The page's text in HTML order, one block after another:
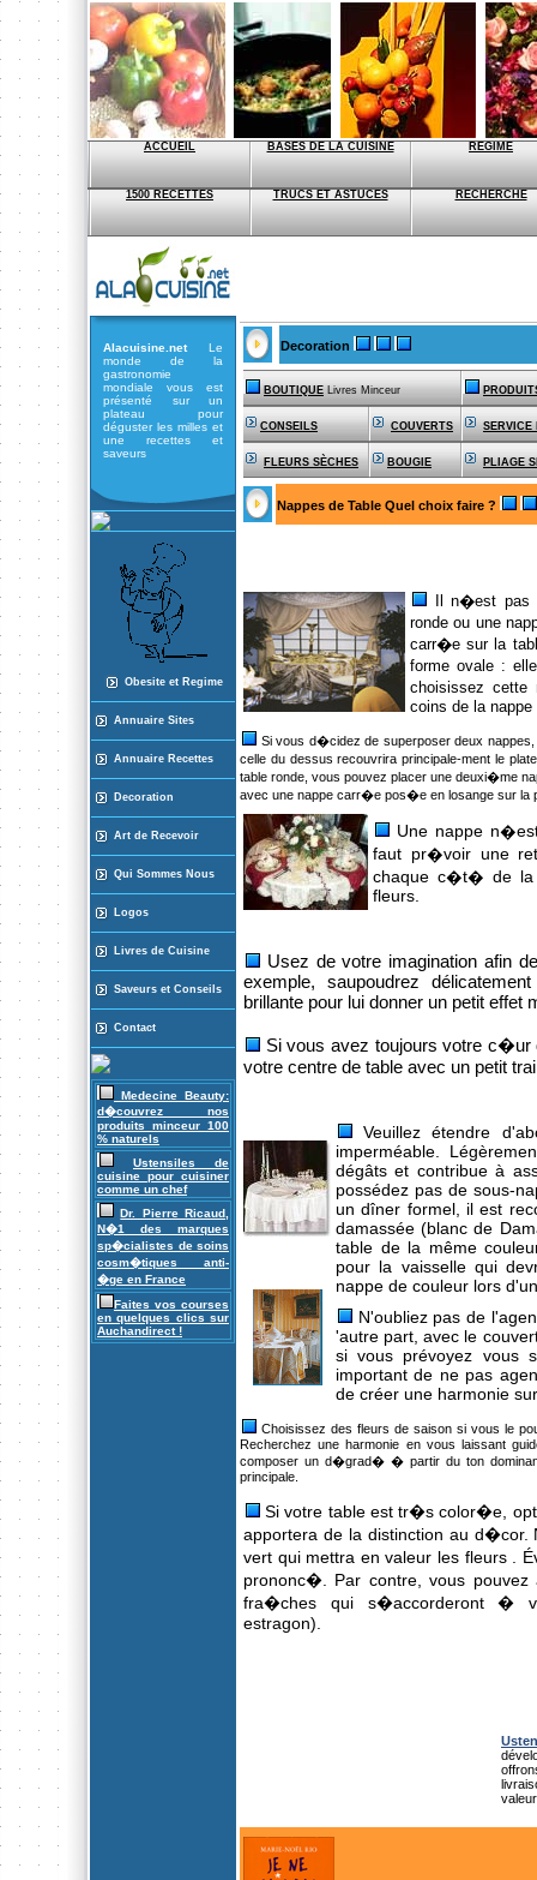
ACCUEIL BASES DE LA CUISINE REGIME
1500 RECETTES TRUCS ET ASTUCES RECHERCHE
Alacuisine.netLe
monde de la
gastronomie
mondiale vous est
présenté sur un
plateau pour
déguster les milles et
une recettes et
saveurs
Obesite et Regime
Annuaire Sites
Annuaire Recettes
Decoration
Art de Recevoir
Qui Sommes Nous
Logos
Livres de Cuisine
Saveurs et Conseils
Contact
Medecine Beauty:
d�couvrez nos
produits minceur 100
% naturels
Ustensiles de
cuisine pour cuisiner
comme un chef
Dr. Pierre Ricaud,
N�1 des marques
sp�cialistes de soins
cosm�tiques anti-
�ge en France
Faites vos courses
en quelques clics sur
Auchandirect !
Decoration
BOUTIQUE Livres Minceur
CONSEILS COUVERTS SERVICE
FLEURS SÈCHES BOUGIE PLIAGE
Nappes de Table Quel choix faire ?
Il n�est pas
ronde ou une
carr�e sur la
forme ovale :
choisissez
coins de la
Si vous d�cidez de superposer deux
celle du dessus recouvrira principale-ment le
table ronde, vous pouvez placer une deuxi�me
avec une nappe carr�e pos�e en losange sur la
Une nappe
faut pr�voir une
chaque c�t� de la
fleurs.
Usez de votre imagination afin
exemple, saupoudrez
brillante pour lui donner un petit effet
Si vous avez toujours votre c�ur
votre centre de table avec un petit
Veuillez étendre
imperméable.
dégâts et contribue à
possédez pas de sous-
un dîner formel, il est
damassée (blanc de
table de la même
pour la vaisselle qui
nappe de couleur lors
N'oubliez pas de
'autre part, avec le
si vous prévoyez vous
important de ne pas
de créer une harmonie
Choisissez des fleurs de saison si vous le
Recherchez une harmonie en vous laissant
composer un d�grad� � partir du ton
principale.
Si votre table est tr�s color�e,
apportera de la distinction au
vert qui mettra en valeur les fleurs .
prononc�. Par contre, vous
fra�ches qui s�accorderont �
estragon).